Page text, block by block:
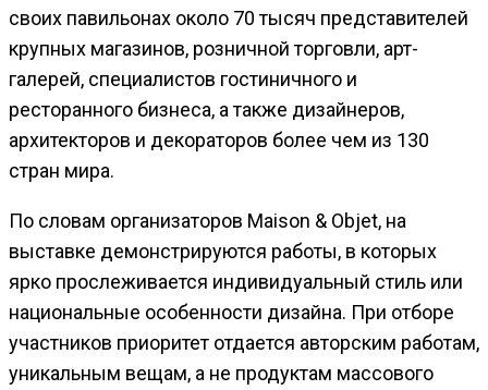
своих павильонах около 70 тысяч представителей
крупных магазинов, розничной торговли, арт-
галерей, специалистов гостиничного и
ресторанного бизнеса, а также дизайнеров,
архитекторов и декораторов более чем из 130
стран мира.
По словам организаторов Maison & Objet, на
выставке демонстрируются работы, в которых
ярко прослеживается индивидуальный стиль или
национальные особенности дизайна. При отборе
участников приоритет отдается авторским работам,
уникальным вещам, а не продуктам массового